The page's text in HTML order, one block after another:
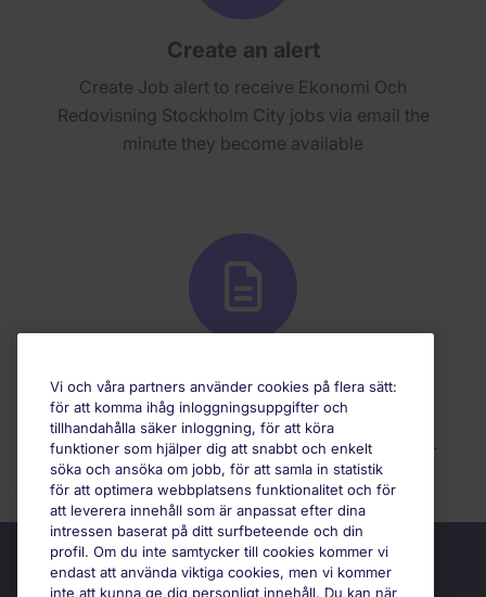
Create an alert
Create Job alert to receive Ekonomi Och
Redovisning Stockholm City jobs via email the
minute they become available
Submit your CV
Submit your CV to register with us and we will
contact you if a suitable role becomes available.
Vi och våra partners använder cookies på flera sätt:
för att komma ihåg inloggningsuppgifter och
tillhandahålla säker inloggning, för att köra
funktioner som hjälper dig att snabbt och enkelt
söka och ansöka om jobb, för att samla in statistik
för att optimera webbplatsens funktionalitet och för
att leverera innehåll som är anpassat efter dina
intressen baserat på ditt surfbeteende och din
profil. Om du inte samtycker till cookies kommer vi
endast att använda viktiga cookies, men vi kommer
inte att kunna ge dig personligt innehåll. Du kan när